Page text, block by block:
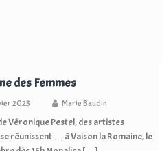
des Femmes
2025 Marie Baudin
Véronique Pestel, des artistes
réunissent … à Vaison la Romaine, le